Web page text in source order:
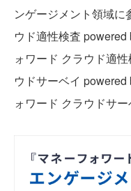
ンゲージメント領域に
ウド適性検査
ォワード クラウド適
ウドサーベイ
ォワード クラウドサー